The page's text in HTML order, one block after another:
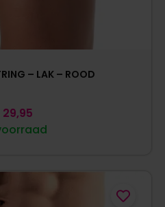
– LAK – ROOD
29,95